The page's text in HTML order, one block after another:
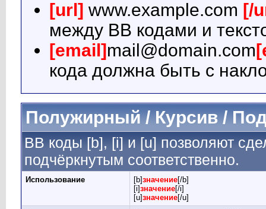
[url] www.example.com [/
между BB кодами и
[email] mail@domain.com
кода должна быть с
Полужирный / Курсив /
BB коды [b], [i] и [u] позволяют
подчёркнутым соответственно.
Использование [b]значение[/b]
[i]значение[/i]
[u]значение[/u]